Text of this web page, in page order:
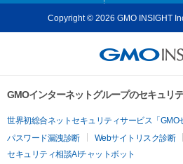
Copyright © 2026 GMO INSIGHT
GMOインターネットグループのセキュリ
世界初総合ネットセキュリティサービス「GMO
パスワード漏洩診断
Webサイトリスク診断
セキュリティ相談AIチャットボット